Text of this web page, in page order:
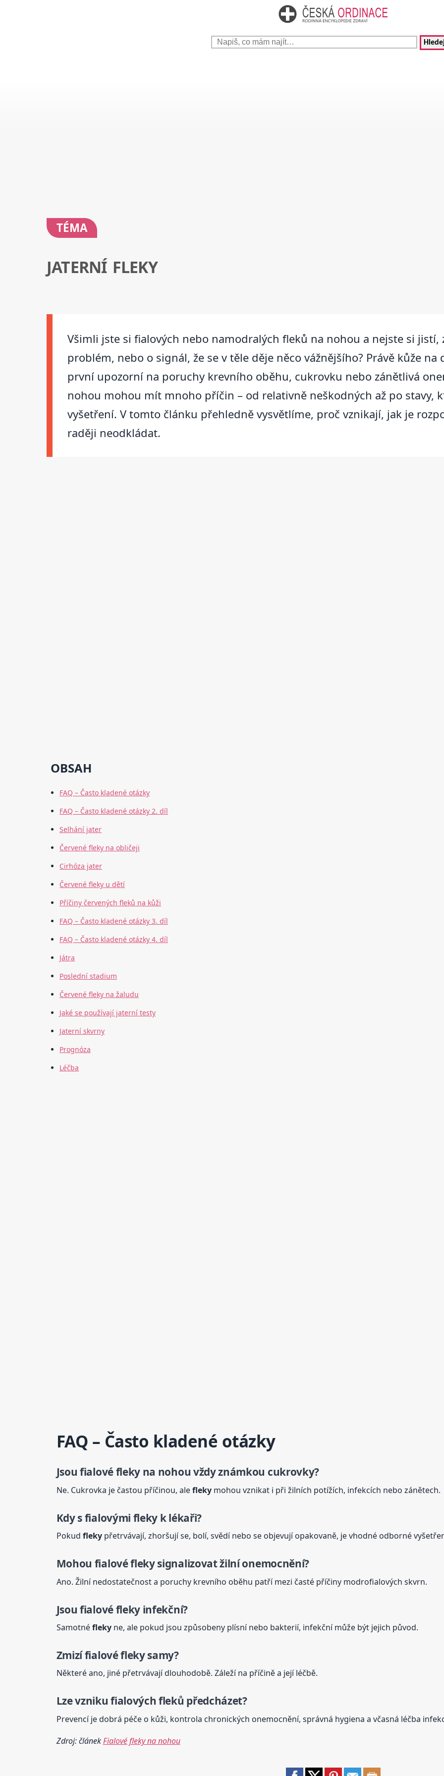
TÉMA
JATERNÍ FLEKY
Všimli jste si fialových nebo namodralých fleků na nohou a nejste si jistí,
problém, nebo o signál, že se v těle děje něco vážnějšího? Právě kůže
první upozorní na poruchy krevního oběhu, cukrovku nebo zánětlivá
nohou mohou mít mnoho příčin – od relativně neškodných až po stavy,
vyšetření. V tomto článku přehledně vysvětlíme, proč vznikají, jak je
raději neodkládat.
OBSAH
FAQ – Často kladené otázky
FAQ – Často kladené otázky 2. díl
Selhání jater
Červené fleky na obličeji
Cirhóza jater
Červené fleky u dětí
Příčiny červených fleků na kůži
FAQ – Často kladené otázky 3. díl
FAQ – Často kladené otázky 4. díl
Játra
Poslední stadium
Červené fleky na žaludu
Jaké se používají jaterní testy
Jaterní skvrny
Prognóza
Léčba
FAQ – Často kladené otázky
Jsou fialovéfleky na nohou vždy známkou cukrovky?
Ne. Cukrovka je častou příčinou, aleflekymohou vznikat i při žilních potížích, infekcích nebo zánětech.
Kdy s fialovými fleky k lékaři?
Pokud flekypřetrvávají, zhoršují se, bolí, svědí nebo se objevují opakovaně, je vhodné odborné
Mohou fialovéflekysignalizovat žilní onemocnění?
Ano. Žilní nedostatečnost a poruchy krevního oběhu patří mezi časté příčiny modrofialových skvrn.
Jsou fialovéfleky infekční?
Samotnéflekyne, ale pokud jsou způsobeny plísní nebo bakterií, infekční může být jejich původ.
Zmizí fialovéflekysamy?
Některé ano, jiné přetrvávají dlouhodobě. Záleží na příčině a její léčbě.
Lze vzniku fialových fleků předcházet?
Prevencí je dobrá péče o kůži, kontrola chronických onemocnění, správná hygiena a včasná léčba
Zdroj: článekFialové fleky na nohou